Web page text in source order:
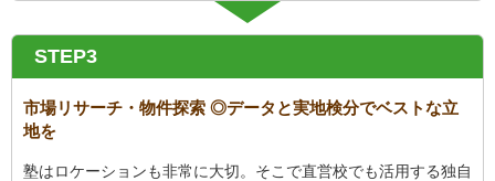
STEP3
市場リサーチ・物件探索 ◎データと実地検分でベストな立
地を
塾はロケーションも非常に大切。そこで直営校でも活用する独自